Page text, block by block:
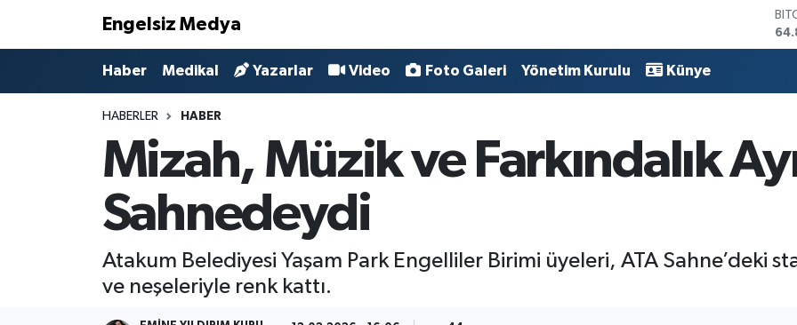
Engelsiz Medya
Haber Medikal Yazarlar Video Foto Galeri Yönetim Kurulu Künye
HABERLER HABER
Mizah, Müzik ve Farkındalık
Sahnedeydi
Atakum Belediyesi Yaşam Park Engelliler Birimi üyeleri, ATA Sahne’deki
ve neşeleriyle renk kattı.
Medikal
Yönetim Kurulu
Yazarlar
Hava Durumu
Trafik Durumu
Süper Lig Puan Durumu ve Fikstür
Tüm Manşetler
Haber Arşivi